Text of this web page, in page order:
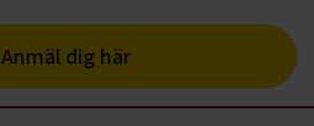
Anmäl dig här